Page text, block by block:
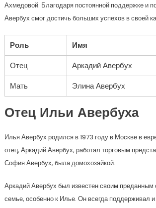
Ахмедовой. Благодаря постоянной поддержке и
Авербух смог достичь больших успехов в своей
Роль
Имя
Отец
Аркадий Авербух
Мать
Элина Авербух
Отец Ильи Авербуха
Илья Авербух родился в 1973 году в Москве в
отец, Аркадий Авербух, работал торговым
София Авербух, была домохозяйкой.
Аркадий Авербух был известен своим преданным
семье, особенно к Илье. Он всегда поддерживал